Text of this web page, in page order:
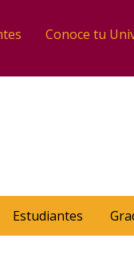
Conoce tu
Estudiantes